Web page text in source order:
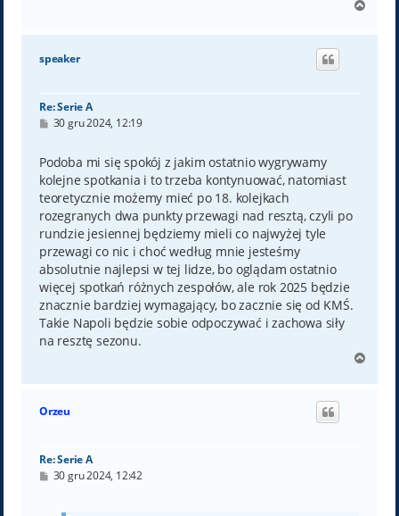
g
speaker
Re: Serie A
P
t
30 gru 2024, 12:19
Podoba mi się spokój z jakim ostatnio wygrywamy
kolejne spotkania i to trzeba kontynuować, natomiast
teoretycznie możemy mieć po 18. kolejkach
rozegranych dwa punkty przewagi nad resztą, czyli po
rundzie jesiennej będziemy mieli co najwyżej tyle
przewagi co nic i choć według mnie jesteśmy
absolutnie najlepsi w tej lidze, bo oglądam ostatnio
więcej spotkań różnych zespołów, ale rok 2025 będzie
znacznie bardziej wymagający, bo zacznie się od KMŚ.
Takie Napoli będzie sobie odpoczywać i zachowa siły
na resztę sezonu.
g
Orzeu
Re: Serie A
P30 gru 2024, 12:42